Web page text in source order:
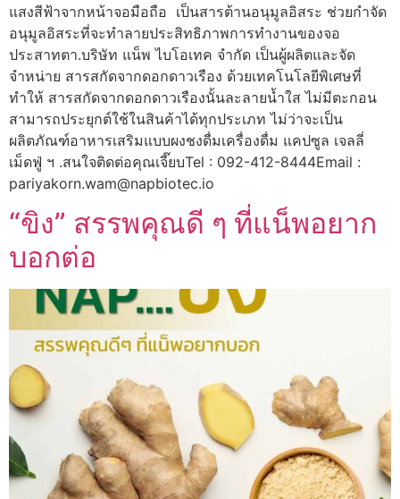
แสงสีฟ้าจากหน้าจอมือถือ เป็นสารต้านอนุมูลอิสระ ช่วยกำจัด
อนุมูลอิสระที่จะทำลายประสิทธิภาพการทำงานของจอ
ประสาทตา.บริษัท แน็พ ไบโอเทค จำกัด เป็นผู้ผลิตและจัด
จำหน่าย สารสกัดจากดอกดาวเรือง ด้วยเทคโนโลยีพิเศษที่
ทำให้ สารสกัดจากดอกดาวเรืองนั้นละลายน้ำใส ไม่มีตะกอน
สามารถประยุกต์ใช้ในสินค้าได้ทุกประเภท ไม่ว่าจะเป็น
ผลิตภัณฑ์อาหารเสริมแบบผงชงดื่มเครื่องดื่ม แคปซูล เจลลี่
เม็ดฟู่ ฯ .สนใจติดต่อคุณเจี๊ยบTel : 092-412-8444Email :
pariyakorn.wam@napbiotec.io
“ขิง” สรรพคุณดี ๆ ที่แน็พอยาก
บอกต่อ